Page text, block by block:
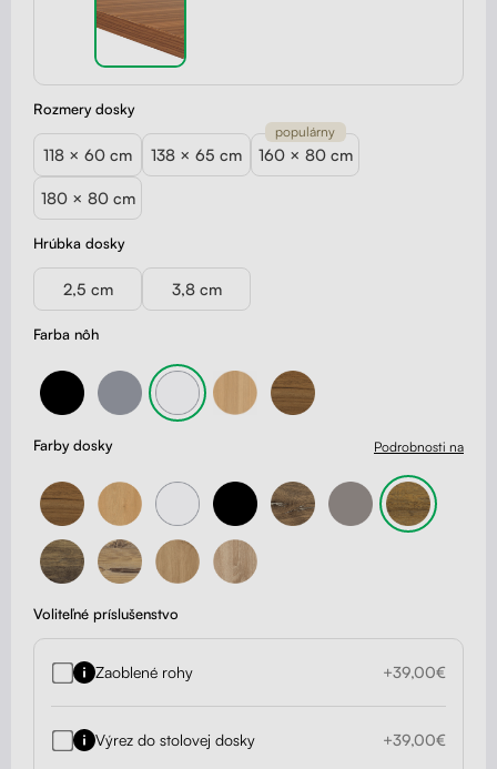
Farba nôh
Hrúbka dosky
2,5 cm 3,8 cm
Rozmery dosky
118 × 60 cm 138 × 65 cm 160 × 80 cm
populárny
180 × 80 cm
Farby dosky Podrobnosti na
Voliteľné príslušenstvo
Zaoblené rohy +39,00€
Výrez do stolovej dosky +39,00€